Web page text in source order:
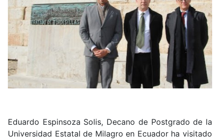
Eduardo Espinsoza Solis, Decano de Postgrado de la
Universidad Estatal de Milagro en Ecuador ha visitado